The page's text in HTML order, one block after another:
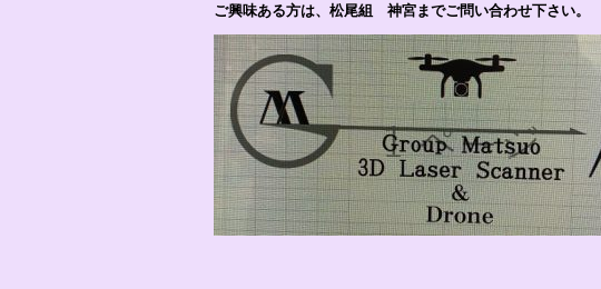
ご興味ある方は、松尾組 神宮までご問い合わせ下さい。